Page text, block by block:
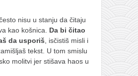
nisu u stanju da čitaju
kao košnica. Da bi čitao
da usporiš , isčistiš misli i
tekst. U tom smislu
molitvi jer stišava haos u